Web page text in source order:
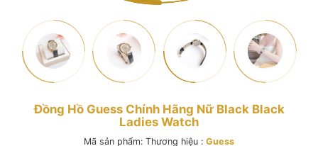
Đồng Hồ Guess Chính Hãng Nữ Black Black
Ladies Watch
Mã sản phẩm: Thương hiệu : Guess